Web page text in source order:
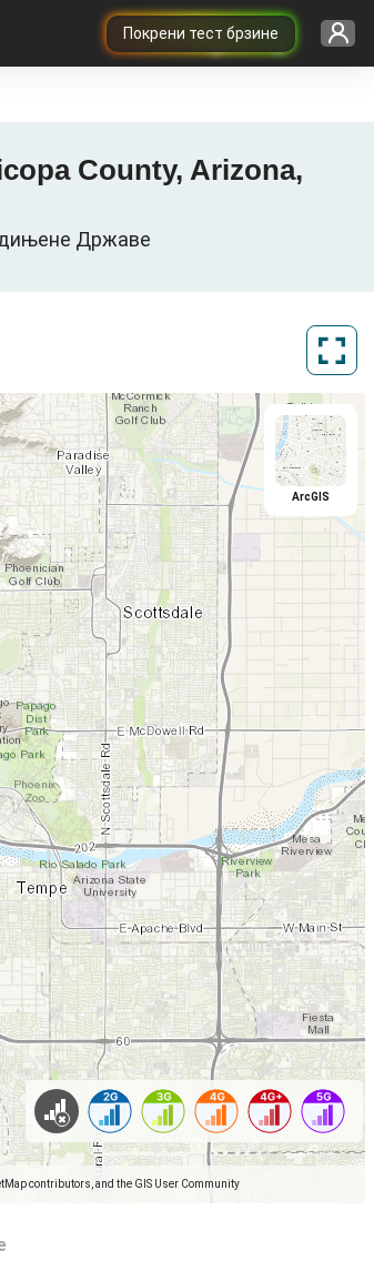
Покрени тест брзине
County, Arizona,
Државе
contributors, and the GIS User Community
ArcGIS